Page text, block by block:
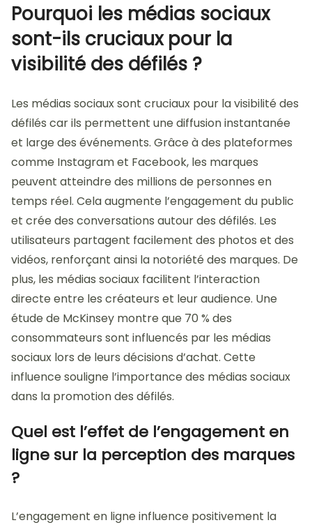
Pourquoi les médias sociaux
sont-ils cruciaux pour la
visibilité des défilés ?
Les médias sociaux sont cruciaux pour la visibilité des
défilés car ils permettent une diffusion instantanée
et large des événements. Grâce à des plateformes
comme Instagram et Facebook, les marques
peuvent atteindre des millions de personnes en
temps réel. Cela augmente l’engagement du public
et crée des conversations autour des défilés. Les
utilisateurs partagent facilement des photos et des
vidéos, renforçant ainsi la notoriété des marques. De
plus, les médias sociaux facilitent l’interaction
directe entre les créateurs et leur audience. Une
étude de McKinsey montre que 70 % des
consommateurs sont influencés par les médias
sociaux lors de leurs décisions d’achat. Cette
influence souligne l’importance des médias sociaux
dans la promotion des défilés.
Quel est l’effet de l’engagement en
ligne sur la perception des marques
?
L’engagement en ligne influence positivement la